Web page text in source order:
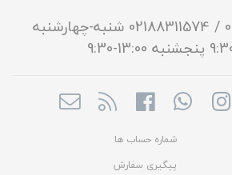
09129057583 / 02188311574 شنبه-چهارشنبه
شماره حساب ها
پیگیری سفارش